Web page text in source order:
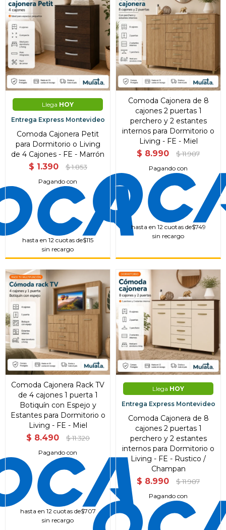
Llega HOY
Entrega Express Montevideo
Comoda Cajonera Petit
para Dormitorio o Living
de 4 Cajones - FE - Marrón
$ 1.390 $ 1.853
Pagando con
hasta en 12 cuotas de$115
sin recargo
Comoda Cajonera de 8
cajones 2 puertas 1
perchero y 2 estantes
internos para Dormitorio o
Living - FE - Miel
$ 8.990 $ 11.987
Pagando con
hasta en 12 cuotas de$749
sin recargo
Comoda Cajonera Rack TV
de 4 cajones 1 puerta 1
Botiquín con Espejo y
Estantes para Dormitorio o
Living - FE - Miel
$ 8.490 $ 11.320
Pagando con
hasta en 12 cuotas de$707
sin recargo
Llega HOY
Entrega Express Montevideo
Comoda Cajonera de 8
cajones 2 puertas 1
perchero y 2 estantes
internos para Dormitorio o
Living - FE - Rustico /
Champan
$ 8.990 $ 11.987
Pagando con
¡Sumate a la forma más ágil de
comprar!
Comprá en 3 cuotas sin recargo o hasta en